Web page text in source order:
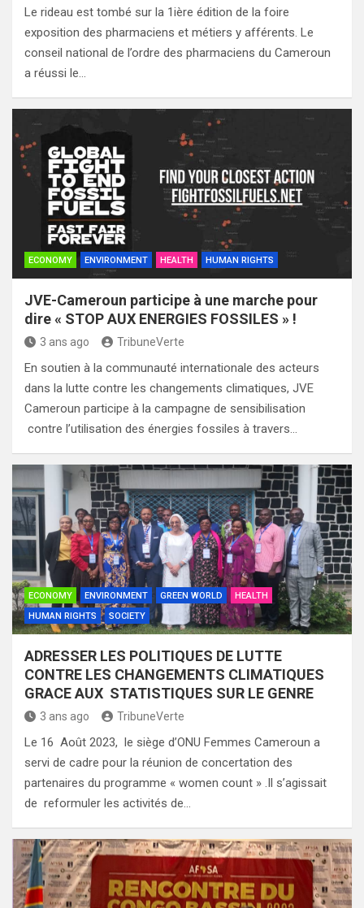
Le rideau est tombé sur la 1ière édition de la foire
exposition des pharmaciens et métiers y afférents. Le
conseil national de l’ordre des pharmaciens du Cameroun
a réussi le…
ECONOMY ENVIRONMENT HEALTH HUMAN RIGHTS
JVE-Cameroun participe à une marche pour
dire « STOP AUX ENERGIES FOSSILES » !
3 ans ago TribuneVerte
En soutien à la communauté internationale des acteurs
dans la lutte contre les changements climatiques, JVE
Cameroun participe à la campagne de sensibilisation
contre l’utilisation des énergies fossiles à travers…
ECONOMY ENVIRONMENT GREEN WORLD
HEALTH
HUMAN RIGHTS
SOCIETY
ADRESSER LES POLITIQUES DE LUTTE
CONTRE LES CHANGEMENTS CLIMATIQUES
GRACE AUX STATISTIQUES SUR LE GENRE
3 ans ago TribuneVerte
Le 16 Août 2023, le siège d’ONU Femmes Cameroun a
servi de cadre pour la réunion de concertation des
partenaires du programme « women count » .Il s’agissait
de reformuler les activités de…